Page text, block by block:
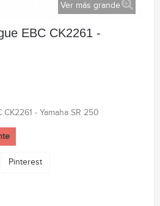
Ver más grande
EBC CK2261 -
- Yamaha SR 250
Pinterest